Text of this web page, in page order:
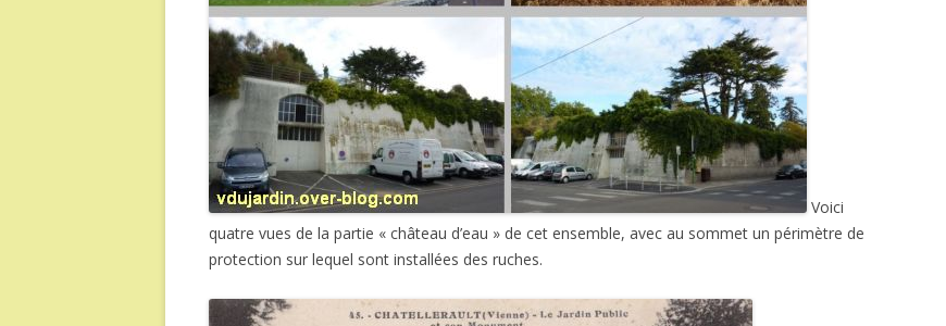
Voici
quatre vues de la partie « château d’eau » de cet ensemble, avec au sommet un périmètre de
protection sur lequel sont installées des ruches.